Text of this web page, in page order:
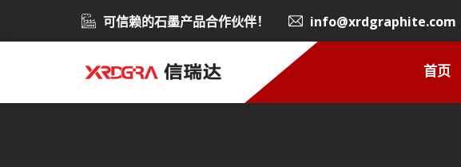
可信赖的石墨产品合作伙伴！ info@xrdgraphite.com
首页